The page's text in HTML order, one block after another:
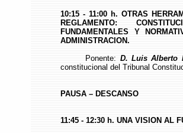
10:15 - 11:00 h. OTRAS
REGLAMENTO:
FUNDAMENTALES Y
ADMINISTRACION.
Ponente: D. Luis Alberto
constitucional del Tribunal
PAUSA – DESCANSO
11:45 - 12:30 h. UNA VISION AL